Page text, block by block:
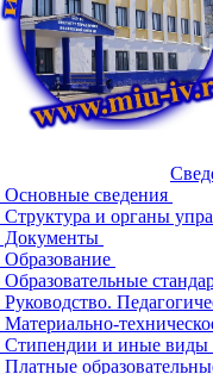
Основные сведения
Структура и органы
Документы
Образование
Образовательные
Руководство.
Материально-
Стипендии и иные виды
Платные